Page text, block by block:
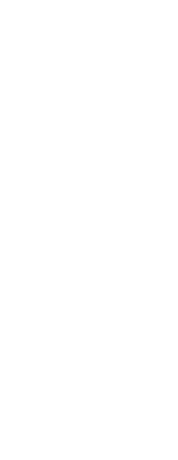
§ 38
von